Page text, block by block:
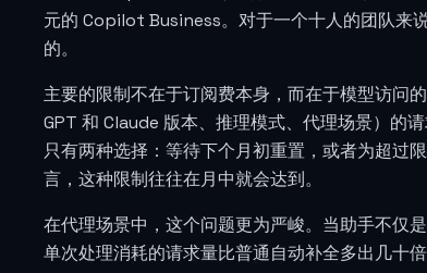
元的 Copilot Business。对于一个十人的团队来
的。
主要的限制不在于订阅费本身，而在于模型访问
GPT 和 Claude 版本、推理模式、代理场景）的
只有两种选择：等待下个月初重置，或者为超过
言，这种限制往往在月中就会达到。
在代理场景中，这个问题更为严峻。当助手不仅
单次处理消耗的请求量比普通自动补全多出几十